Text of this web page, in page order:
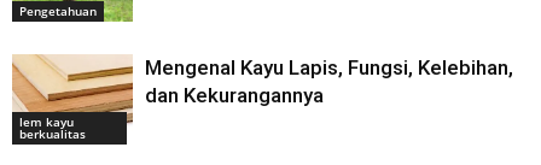
Pengetahuan
lem kayu
berkualitas
Mengenal Kayu Lapis, Fungsi, Kelebihan,
dan Kekurangannya